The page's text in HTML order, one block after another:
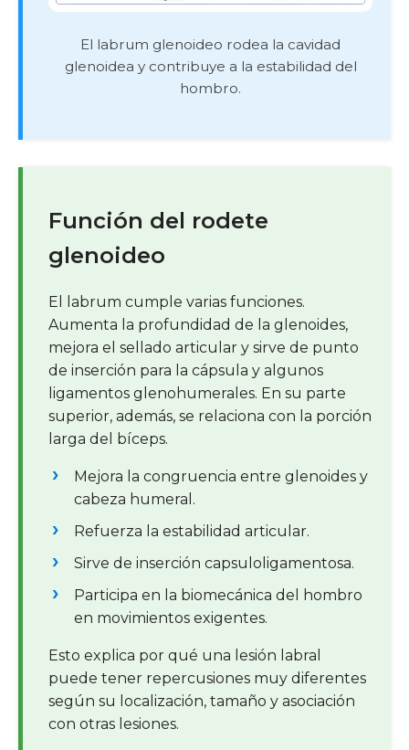
El labrum glenoideo rodea la cavidad
glenoidea y contribuye a la estabilidad del
hombro.
Función del rodete
glenoideo
El labrum cumple varias funciones.
Aumenta la profundidad de la glenoides,
mejora el sellado articular y sirve de punto
de inserción para la cápsula y algunos
ligamentos glenohumerales. En su parte
superior, además, se relaciona con la porción
larga del bíceps.
Mejora la congruencia entre glenoides y
cabeza humeral.
Refuerza la estabilidad articular.
Sirve de inserción capsuloligamentosa.
Participa en la biomecánica del hombro
en movimientos exigentes.
Esto explica por qué una lesión labral
puede tener repercusiones muy diferentes
según su localización, tamaño y asociación
con otras lesiones.